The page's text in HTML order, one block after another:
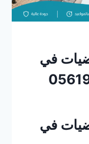
في
في